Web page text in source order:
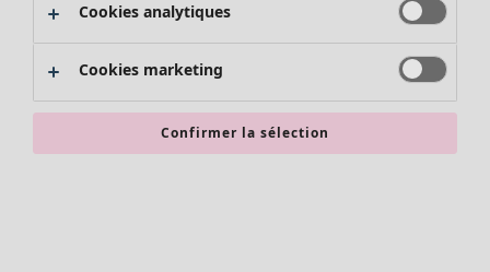
Promos SOLDES
Les promos de Gudrun Sjödén
Nouvel arrivage
Bonnes affaires en soldes - jusqu'à -70
Cookies analytiques
Cookies marketing
Confirmer la sélection